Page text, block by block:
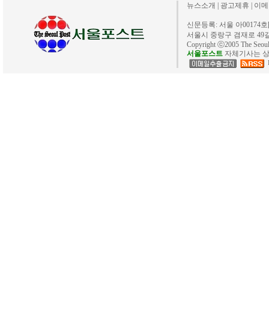
뉴스소개 광고제휴 이
신문등록: 서울 아00174
서울시 중랑구 겸재로 49
Copyright ⓒ2005 The
서울포스트 자체기사는